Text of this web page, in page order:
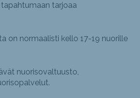
tarjoaa
on normaalisti kello 17-19 nuorille
nuorisovaltuusto,